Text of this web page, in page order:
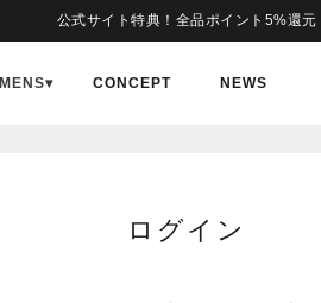
公式サイト特典！全品ポイント5%還元
MENS▾ CONCEPT NEWS
ログイン